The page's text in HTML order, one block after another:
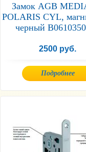
Замок AGB
POLARIS CYL,
черный
2500 руб.
Подробнее